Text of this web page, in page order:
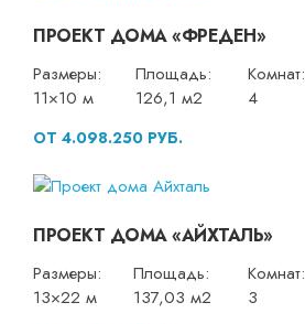
ПРОЕКТ ДОМА «ФРЕДЕН»
Размеры:
11×10 м
Площадь:
126,1 м2
Комнат:
4
ОТ 4.098.250 РУБ.
ПРОЕКТ ДОМА «АЙХТАЛЬ»
Размеры:
13×22 м
Площадь:
137,03 м2
Комнат:
3